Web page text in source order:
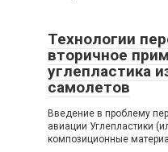
Технологии
вторичное
углепластика
самолетов
Введение в проблему
авиации Углепластики
композиционные